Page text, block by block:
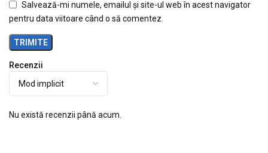
Recenzii
Nu există recenzii până acum.
Salvează-mi numele, emailul și site-ul web în acest navigator
pentru data viitoare când o să comentez.